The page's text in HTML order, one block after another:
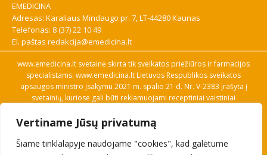
Vertiname Jūsų privatumą
Šiame tinklalapyje naudojame "cookies", kad galėtume
EMEDICINA
Adresas: Karaliaus Mindaugo pr. 7, LT-44280 Kaunas
Telefonas: 8 (37) 22 10 49
El. paštas redakcija@emedicina.lt
www.emedicina.lt svetainė skirta tik sveikatos priežiūros ir farmacijos
specialistams. www.emedicina.lt Lietuvos Respublikos sveikatos
apsaugos ministro įsakymu 2021 m. spalio 21 d. Nr. V-2383 įrašyta į
svetainių, kuriose gali būti reklamuojami receptiniai vaistiniai
savo profesinę kvalifikaciją. Naudingos nuorodos: Vaistų ir medicinos
pagalbos priemonių kainų paieška, VVKT tinklalapis, Sveikatos
priežiūros ar farmacijos specialisto pranešimo apie įtariamą